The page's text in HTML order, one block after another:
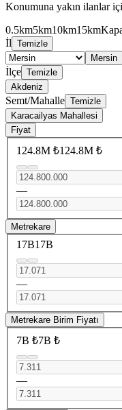
Konumuna yakın ilanlar
0.5km5km10km15km
İl Temizle
Mersin
İlçe Temizle
Akdeniz
Semt/Mahalle Temizle
Karacailyas Mahallesi
Fiyat
124.8M ₺124.8M ₺
—
Metrekare
17B17B
—
Metrekare Birim Fiyatı
7B ₺7B ₺
—